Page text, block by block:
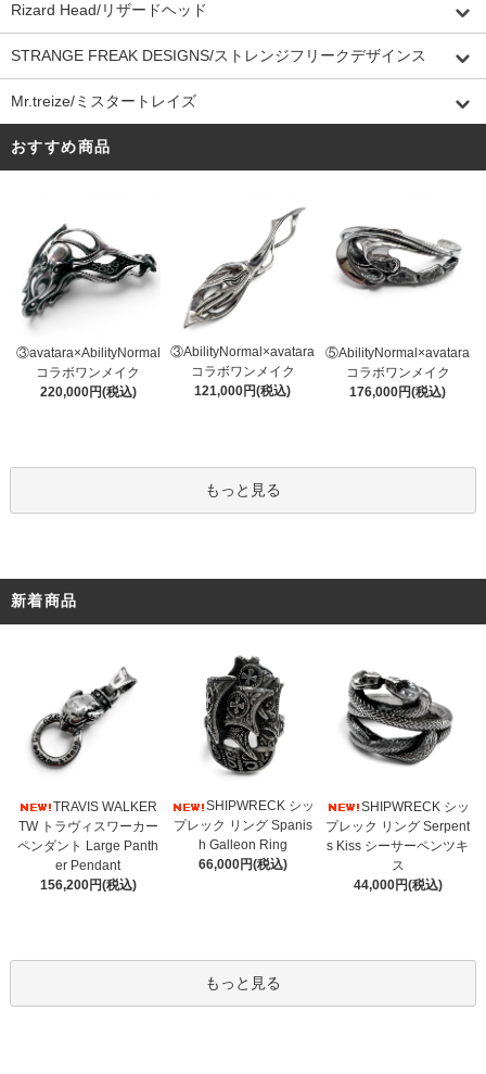
Rizard Head/リザードヘッド
STRANGE FREAK DESIGNS/ストレンジフリークデザインス
Mr.treize/ミスタートレイズ
おすすめ商品
③avatara×AbilityNormal
コラボワンメイク
220,000円(税込)
③AbilityNormal×avatara
コラボワンメイク
121,000円(税込)
⑤AbilityNormal×avatara
コラボワンメイク
176,000円(税込)
もっと見る
新着商品
TRAVIS WALKER
TW トラヴィスワーカー
ペンダント Large Panth
er Pendant
156,200円(税込)
SHIPWRECK シッ
プレック リング Spanis
h Galleon Ring
66,000円(税込)
SHIPWRECK シッ
プレック リング Serpent
s Kiss シーサーペンツキ
ス
44,000円(税込)
もっと見る